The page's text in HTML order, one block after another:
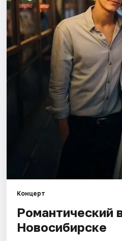
Города
Площадки
Рейтинги
Концерт
Романтический
Новосибирске